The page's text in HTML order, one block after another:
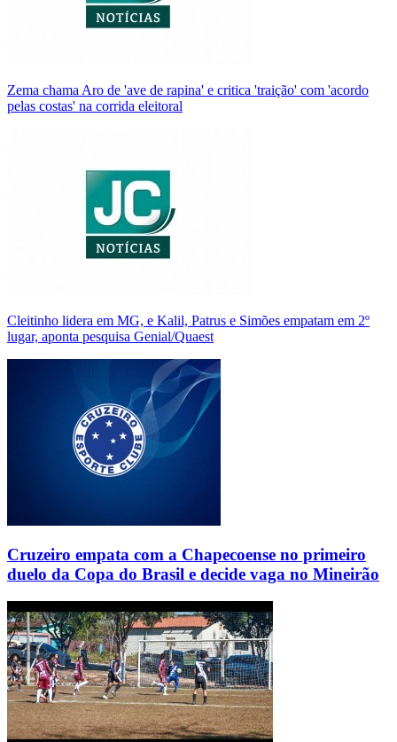
Zema chama Aro de 'ave de rapina' e critica 'traição' com 'acordo
pelas costas' na corrida eleitoral
Cleitinho lidera em MG, e Kalil, Patrus e Simões empatam em 2º
lugar, aponta pesquisa Genial/Quaest
Cruzeiro empata com a Chapecoense no primeiro
duelo da Copa do Brasil e decide vaga no Mineirão